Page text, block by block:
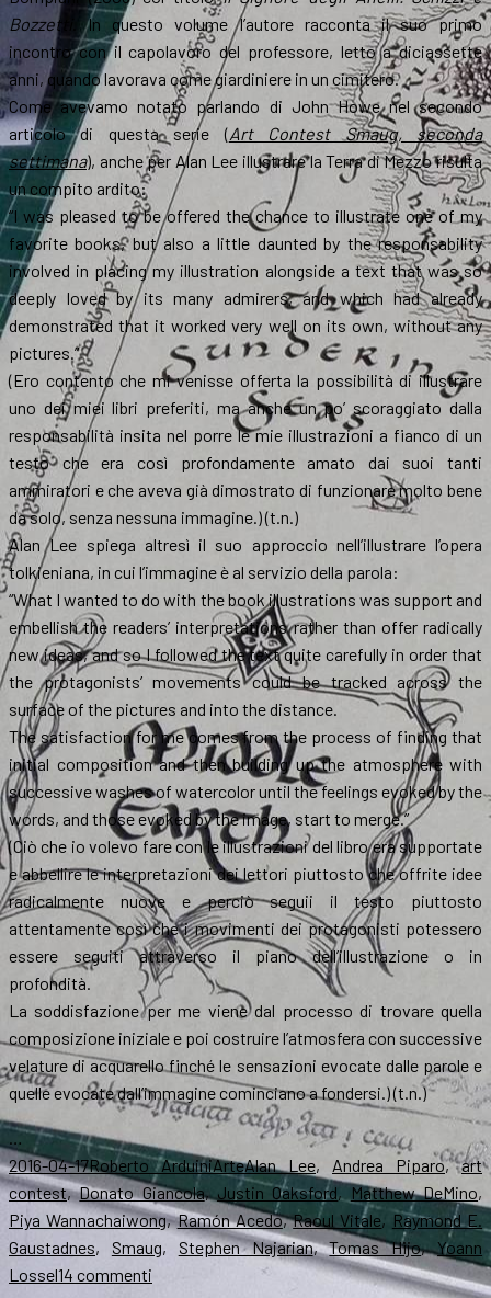
Bozzetti
. In questo volume l’autore racconta il suo primo
incontro con il capolavoro del professore, letto a diciassette
anni, quando lavorava come giardiniere in un cimitero.
Come avevamo notato parlando di John Howe nel secondo
articolo di questa serie (Art Contest Smaug, seconda
settimana), anche per Alan Lee illustrare la Terra di Mezzo risulta
un compito ardito:
“I was pleased to be offered the chance to illustrate one of my
favorite books, but also a little daunted by the responsability
involved in placing my illustration alongside a text that was so
deeply loved by its many admirers, and which had already
demonstrated that it worked very well on its own, without any
pictures.”
(Ero contento che mi venisse offerta la possibilità di illustrare
uno dei miei libri preferiti, ma anche un po’ scoraggiato dalla
responsabilità insita nel porre le mie illustrazioni a fianco di un
testo che era così profondamente amato dai suoi tanti
ammiratori e che aveva già dimostrato di funzionare molto bene
da solo, senza nessuna immagine.) (t.n.)
Alan Lee spiega altresì il suo approccio nell’illustrare l’opera
tolkieniana, in cui l’immagine è al servizio della parola:
“What I wanted to do with the book illustrations was support and
embellish the readers’ interpretations rather than offer radically
new ideas, and so I followed the text quite carefully in order that
the protagonists’ movements could be tracked across the
surface of the pictures and into the distance.
The satisfaction for me comes from the process of finding that
initial composition and then building up the atmosphere with
successive washes of watercolor until the feelings evoked by the
words, and those evoked by the image, start to merge.”
(Ciò che io volevo fare con le illustrazioni del libro era supportate
e abbellire le interpretazioni dei lettori piuttosto che offrite idee
radicalmente nuove e perciò seguii il testo piuttosto
attentamente così che i movimenti dei protagonisti potessero
essere seguiti attraverso il piano dell’illustrazione o in
profondità.
La soddisfazione per me viene dal processo di trovare quella
composizione iniziale e poi costruire l’atmosfera con successive
velature di acquarello finché le sensazioni evocate dalle parole e
quelle evocate dall’immagine cominciano a fondersi.) (t.n.)
…
Scritto
il
2016-04-17Autore
Roberto ArduiniCategorie
ArteTag
Alan Lee, Andrea Piparo,art
contest,Donato Giancola, Justin Oaksford, Matthew DeMino,
Piya Wannachaiwong,Ramón Acedo,Raoul Vitale, Raymond E.
Gaustadnes, Smaug, Stephen Najarian,Tomas Hijo,Yoann
Lossel14 commenti